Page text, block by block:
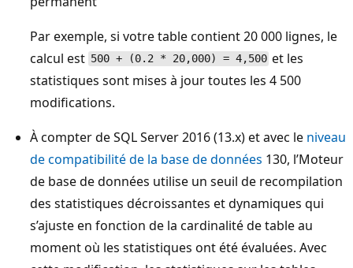
Par exemple, si votre table contient 20 000 lignes, le
calcul est 500 + (0.2 * 20,000) = 4,500 et les
statistiques sont mises à jour toutes les 4 500
modifications.
À compter de SQL Server 2016 (13.x) et avec le niveau
de compatibilité de la base de données 130, l’Moteur
de base de données utilise un seuil de recompilation
des statistiques décroissantes et dynamiques qui
s’ajuste en fonction de la cardinalité de table au
moment où les statistiques ont été évaluées. Avec